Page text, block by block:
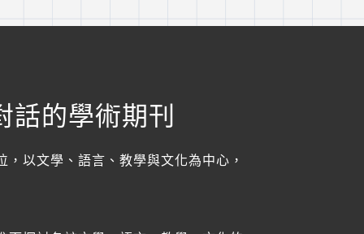
話的學術期刊
以文學、語言、教學與文化為中心，